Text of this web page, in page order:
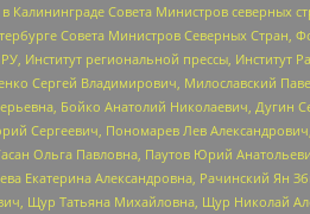
Совета Министров северных
Совета Министров Северных Стран,
Институт региональной прессы,
Сергей Владимирович, Милославский
Бойко Анатолий Николаевич, Дугин
Сергеевич, Пономарев Лев
Ольга Павловна, Паутов Юрий
Екатерина Александровна, Рачинский Ян
Щур Татьяна Михайловна, Щур Николай